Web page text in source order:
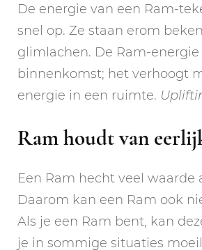
De energie van een Ram-
snel op. Ze staan erom
glimlachen. De Ram-energie
binnenkomst; het verhoogt
energie in een ruimte.
Ram houdt van
Een Ram hecht veel waarde
Daarom kan een Ram ook
Als je een Ram bent, kan
je in sommige situaties